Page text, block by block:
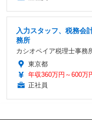
入力スタッフ、税務会
務所
カシオペイア税理士事務
東京都
年収360万円～600万
正社員